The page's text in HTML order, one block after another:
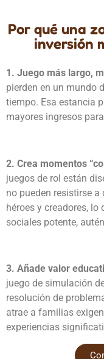
Por qué una
inversión
1. Juego más largo,
pierden en un mundo
tiempo. Esa estancia
mayores ingresos
2. Crea momentos
juegos de rol están
no pueden resistirse
héroes y creadores, lo
sociales potente,
3. Añade valor
juego de simulación
resolución de
atrae a familias
experiencias